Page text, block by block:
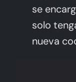
se
solo
nueva